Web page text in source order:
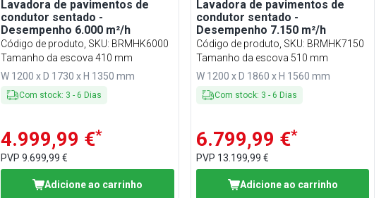
Lavadora de pavimentos de
condutor sentado -
Desempenho 6.000 m²/h
Código de produto, SKU: BRMHK6000
Tamanho da escova 410 mm
W 1200 x D 1730 x H 1350 mm
Com stock: 3 - 6 Dias
4.999,99 €*
PVP9.699,99 €
Adicione ao carrinho
Lavadora de pavimentos de
condutor sentado -
Desempenho 7.150 m²/h
Código de produto, SKU: BRMHK7150
Tamanho da escova 510 mm
W 1200 x D 1860 x H 1560 mm
Com stock: 3 - 6 Dias
6.799,99 €*
PVP 13.199,99 €
Adicione ao carrinho